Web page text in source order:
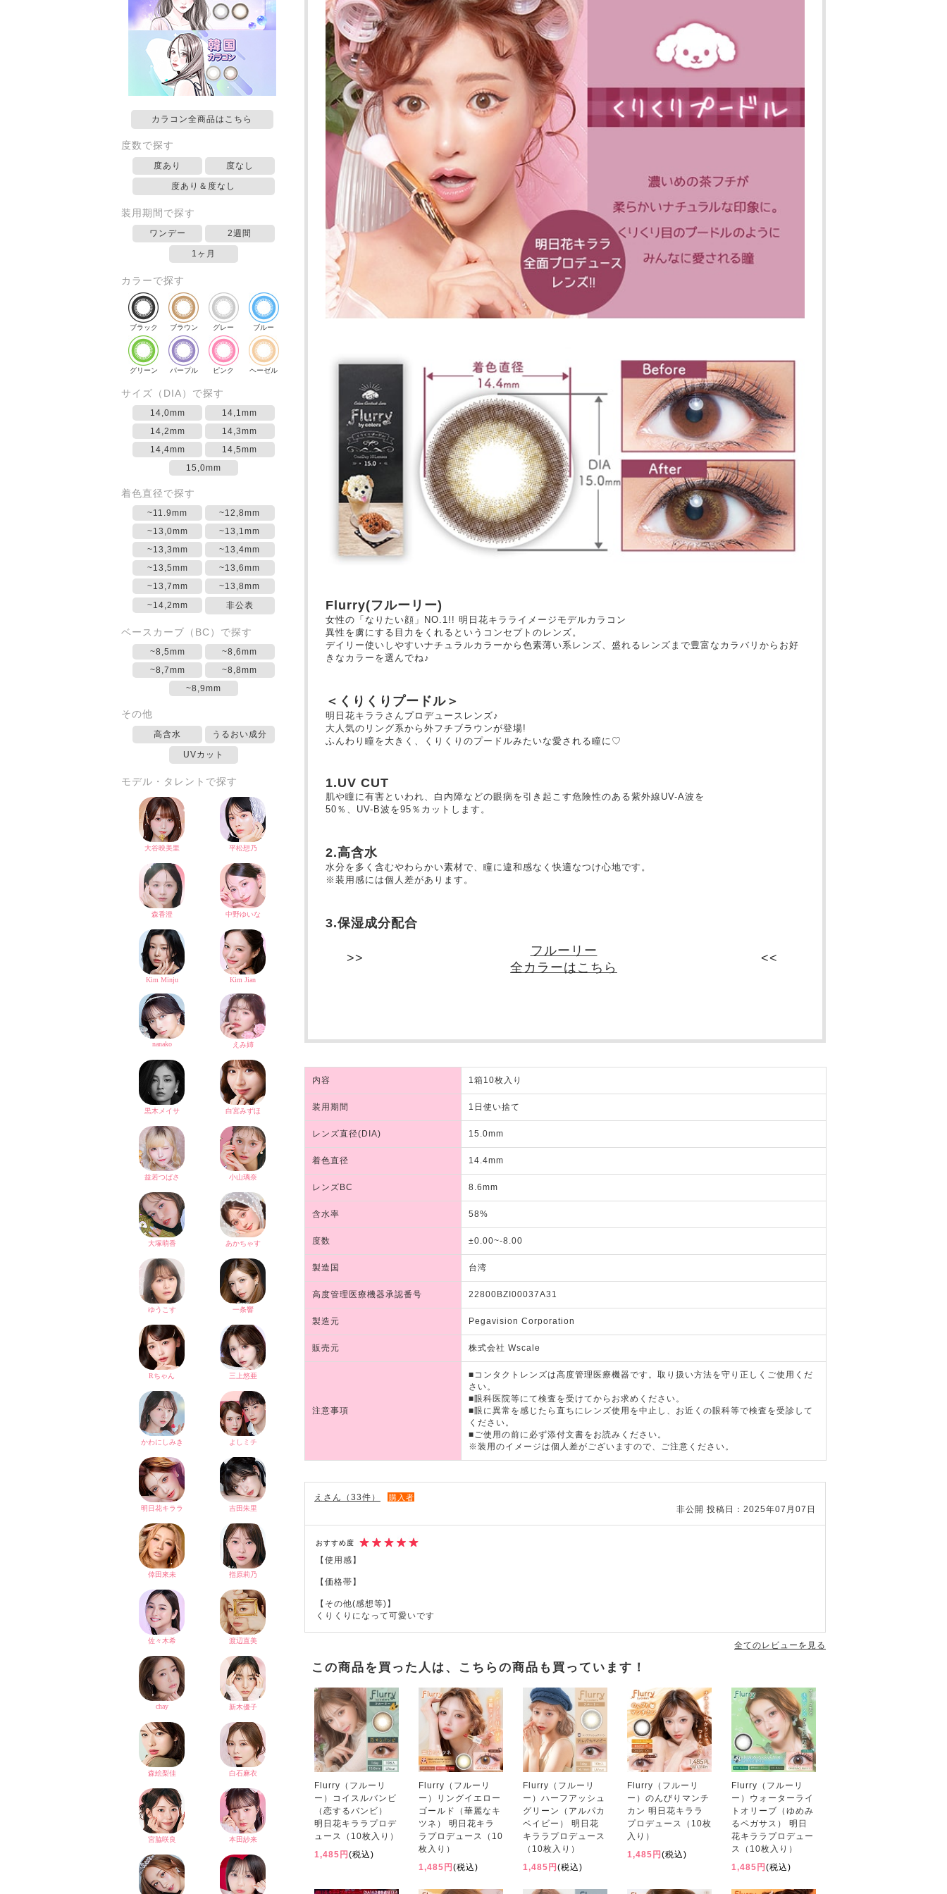
カラコン全商品はこちら
度数で探す
度あり 度なし
度あり＆度なし
装用期間で探す
ワンデー 2週間
1ヶ月
カラーで探す
ブラック ブラウン グレー ブルー
グリーン パープル ピンク ヘーゼル
サイズ（DIA）で探す
14,0mm
14,1mm
14,2mm
14,3mm
14,4mm
14,5mm
15,0mm
着色直径で探す
~11.9mm
~12,8mm
~13,0mm
~13,1mm
~13,3mm
~13,4mm
~13,5mm
~13,6mm
~13,7mm
~13,8mm
~14,2mm
非公表
ベースカーブ（BC）で探す
~8,5mm
~8,6mm
~8,7mm
~8,8mm
~8,9mm
その他
高含水 うるおい成分
UVカット
モデル・タレントで探す
Flurry(フルーリー)
女性の「なりたい顔」NO.1!! 明日花キラライメージモデルカラコン
異性を虜にする目力をくれるというコンセプトのレンズ。
デイリー使いしやすいナチュラルカラーから色素薄い系レンズ、盛れるレンズまで豊富なカラバリからお好
きなカラーを選んでね♪
＜くりくりプードル＞
明日花キララさんプロデュースレンズ♪
大人気のリング系から外フチブラウンが登場!
ふんわり瞳を大きく、くりくりのプードルみたいな愛される瞳に♡
1.UV CUT
肌や瞳に有害といわれ、白内障などの眼病を引き起こす危険性のある紫外線UV-A波を
50％、UV-B波を95％カットします。
2.高含水
水分を多く含むやわらかい素材で、瞳に違和感なく快適なつけ心地です。
※装用感には個人差があります。
3.保湿成分配合
フルーリー
全カラーはこちら
内容 1箱10枚入り
装用期間 1日使い捨て
レンズ直径(DIA) 15.0mm
着色直径 14.4mm
レンズBC 8.6mm
含水率 58%
度数 ±0.00~-8.00
製造国 台湾
高度管理医療機器承認番号 22800BZI00037A31
製造元 Pegavision Corporation
販売元 株式会社 Wscale
注意事項
■コンタクトレンズは高度管理医療機器です。取り扱い方法を守り正しくご使用くだ
さい。
■眼科医院等にて検査を受けてからお求めください。
■眼に異常を感じたら直ちにレンズ使用を中止し、お近くの眼科等で検査を受診して
ください。
■ご使用の前に必ず添付文書をお読みください。
※装用のイメージは個人差がございますので、ご注意ください。
えさん（33件） 購入者
非公開 投稿日：2025年07月07日
おすすめ度
【使用感】
【価格帯】
【その他(感想等)】
くりくりになって可愛いです
全てのレビューを見る
この商品を買った人は、こちらの商品も買っています！
Flurry（フルーリ
ー）コイスルバンビ
（恋するバンビ）
明日花キララプロデ
ュース（10枚入り）
1,485円 (税込)
Flurry（フルーリ
ー）リングイエロー
ゴールド（華麗なキ
ツネ） 明日花キラ
ラプロデュース（10
枚入り）
1,485円 (税込)
Flurry（フルーリ
ー）ハーフアッシュ
グリーン（アルパカ
ベイビー） 明日花
キララプロデュース
（10枚入り）
1,485円 (税込)
Flurry（フルーリ
ー）のんびりマンチ
カン 明日花キララ
プロデュース（10枚
入り）
1,485円 (税込)
Flurry（フルーリ
ー）ウォーターライ
トオリーブ（ゆめみ
るペガサス） 明日
花キララプロデュー
ス（10枚入り）
1,485円 (税込)